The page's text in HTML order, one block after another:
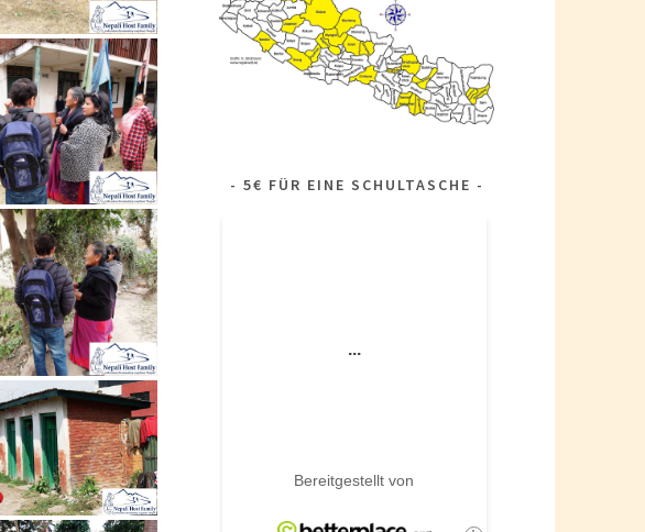
5€ FÜR EINE SCHULTASCHE